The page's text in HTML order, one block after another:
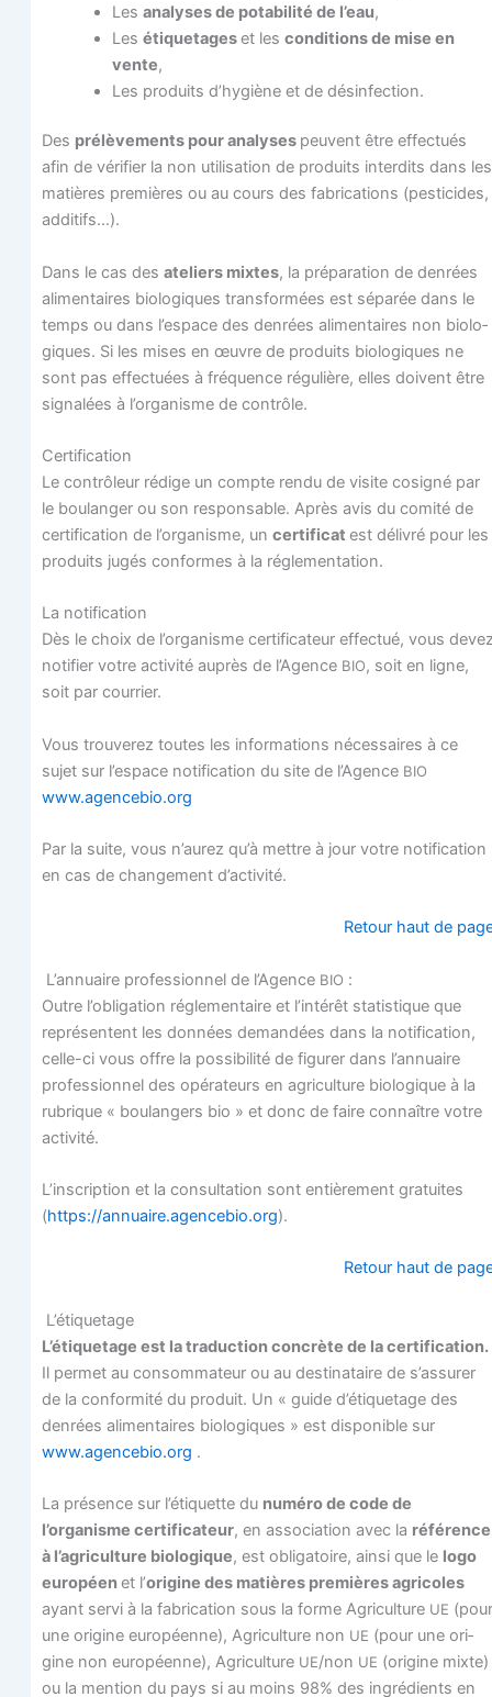
Les ana­lyses de pota­bi­li­té de l’eau,
Les éti­que­tageset les condi­tions de mise en
vente,
Les pro­duits d’hygiène et de désinfection.
Des pré­lè­ve­ments pour ana­lyses peuvent être effec­tués
afin de véri­fier la non uti­li­sa­tion de pro­duits inter­dits dans les
matières pre­mières ou au cours des fabri­ca­tions (pes­ti­cides,
additifs…).
Dans le cas des ate­liers mixtes, la pré­pa­ra­tion de den­rées
ali­men­taires bio­lo­giques trans­for­mées est sépa­rée dans le
temps ou dans l’es­pace des den­rées ali­men­taires non bio­lo­
giques. Si les mises en œuvre de pro­duits bio­lo­giques ne
sont pas effec­tuées à fré­quence régu­lière, elles doivent être
signa­lées à l’organisme de contrôle.
Cer­ti­fi­ca­tion
Le contrô­leur rédige un compte ren­du de visite cosi­gné par
le bou­lan­ger ou son res­pon­sable. Après avis du comi­té de
cer­ti­fi­ca­tion de l’organisme, un cer­ti­fi­cat est déli­vré pour les
pro­duits jugés conformes à la réglementation.
La noti­fi­ca­tion
Dès le choix de l’organisme cer­ti­fi­ca­teur effec­tué, vous
noti­fier votre acti­vi­té auprès de l’Agence BIO, soit en ligne,
soit par courrier.
Vous trou­ve­rez toutes les infor­ma­tions néces­saires à ce
sujet sur l’espace noti­fi­ca­tion du site de l’Agence BIO
www.agencebio.org
Par la suite, vous n’aurez qu’à mettre à jour votre noti­fi­ca­tion
en cas de chan­ge­ment d’activité.
Retour haut de
L’annuaire pro­fes­sion­nel de l’Agence BIO :
Outre l’obligation régle­men­taire et l’intérêt sta­tis­tique que
repré­sentent les don­nées deman­dées dans la noti­fi­ca­tion,
celle-ci vous offre la pos­si­bi­li­té de figu­rer dans l’annuaire
pro­fes­sion­nel des opé­ra­teurs en agri­cul­ture bio­lo­gique à la
rubrique « bou­lan­gers bio » et donc de faire connaître votre
activité.
L’inscription et la consul­ta­tion sont entiè­re­ment gra­tuites
(https://annuaire.agencebio.org).
Retour haut de
L’étiquetage
L’étiquetage est la tra­duc­tion concrète de la cer­ti­fi­ca­tion.
Il per­met au consom­ma­teur ou au des­ti­na­taire de s’assurer
de la confor­mi­té du pro­duit. Un « guide d’étiquetage des
den­rées ali­men­taires bio­lo­giques » est dis­po­nible sur
www.agencebio.org .
La pré­sence sur l’étiquette du numé­ro de code de
l’organisme cer­ti­fi­ca­teur, en asso­cia­tion avec la réfé­rence
à l’agriculture bio­lo­gique, est obli­ga­toire, ain­si que le logo
euro­péenet l’ori­gine des matières pre­mières agri­coles
ayant ser­vi à la fabri­ca­tion sous la forme Agri­cul­ture UE (pour
une ori­gine euro­péenne), Agri­cul­ture non UE (pour une ori­
gine non euro­péenne), Agri­cul­ture UE/non UE (ori­gine mixte)
ou la men­tion du pays si au moins 98% des ingré­dients en